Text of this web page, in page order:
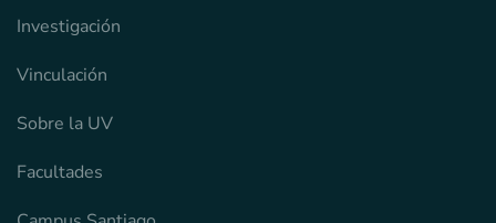
Investigación
Vinculación
Sobre la UV
Facultades